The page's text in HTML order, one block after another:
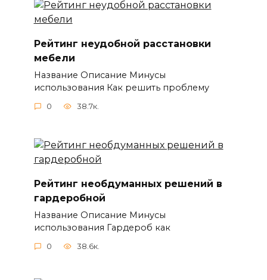
Рейтинг неудобной расстановки
мебели
Название Описание Минусы
использования Как решить проблему
0 38.7к.
Рейтинг необдуманных решений в
гардеробной
Название Описание Минусы
использования Гардероб как
0 38.6к.